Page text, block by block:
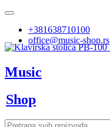
+381638710100
office@music-shop.rs
Music
Shop